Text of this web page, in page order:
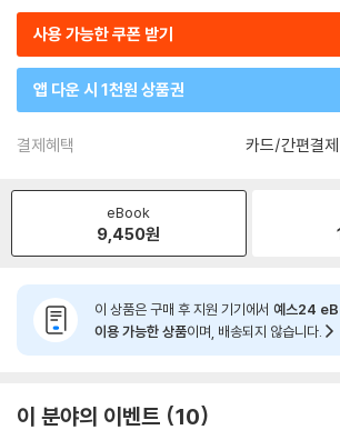
사용 가능한 쿠폰 받기
앱 다운 시 1천원 상품권
결제혜택 카드/간편결
eBook
9,450원
이 상품은 구매 후 지원 기기에서 예스24
이용 가능한 상품이며, 배송되지 않습니다.
이 분야의 이벤트 10